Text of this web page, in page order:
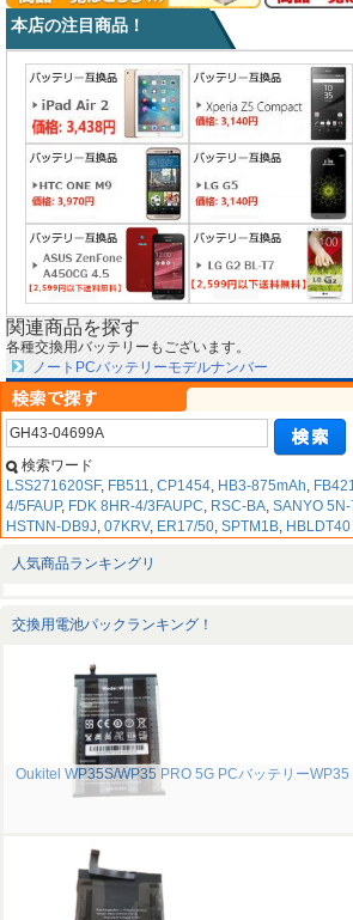
本店の注目商品！
関連商品を探す
各種交換用バッテリーもございます。
ノートPCバッテリーモデルナンバー
検索ワード
LSS271620SF, FB511, CP1454, HB3-875mAh,
4/5FAUP, FDK 8HR-4/3FAUPC, RSC-BA, SANYO
HSTNN-DB9J, 07KRV, ER17/50, SPTM1B, HBLDT40
人気商品ランキングリ
交換用電池パックランキング！
Oukitel WP35S/WP35 PRO 5G PCバッテリーWP35